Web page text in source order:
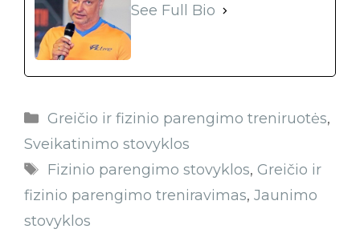
See Full Bio
Greičio ir fizinio parengimo treniruotės,
Sveikatinimo stovyklos
Fizinio parengimo stovyklos, Greičio ir
fizinio parengimo treniravimas, Jaunimo
stovyklos